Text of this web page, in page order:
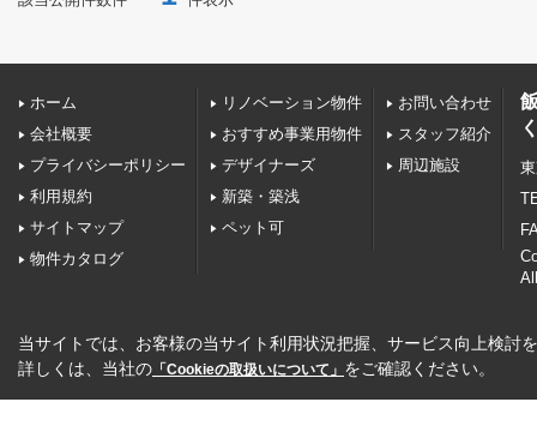
ホーム
会社概要
プライバシーポリシー
利用規約
サイトマップ
物件カタログ
リノベーション物件
おすすめ事業用物件
デザイナーズ
新築・築浅
ペット可
お問い合わせ
スタッフ紹介
周辺施設
当サイトでは、お客様の当サイト利用状況把握、サービス向上検討
詳しくは、当社の 「Cookieの取扱いについて」 をご確認ください。